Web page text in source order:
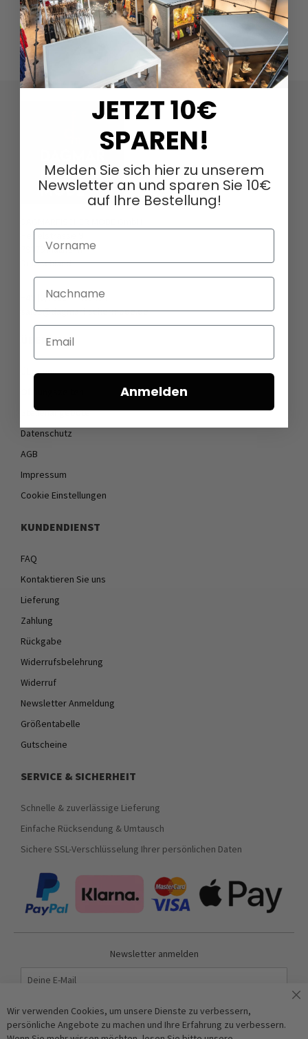
Hebelstrasse 9
79379 Müllheim
Deutschland
+49 (0)7631 - 7408404
sales@dagmarfischermode.de
ÜBER UNS
Über uns
Stellenangebote
Datenschutz
AGB
Impressum
Cookie Einstellungen
KUNDENDIENST
FAQ
Kontaktieren Sie uns
Lieferung
Zahlung
Rückgabe
Widerrufsbelehrung
Widerruf
Newsletter Anmeldung
Größentabelle
Gutscheine
SERVICE & SICHERHEIT
Schnelle & zuverlässige Lieferung
Einfache Rücksendung & Umtausch
Sichere SSL-Verschlüsselung Ihrer persönlichen Daten
Newsletter anmelden
Abonnieren
Wir verwenden Cookies, um unsere Dienste zu verbessern,
persönliche Angebote zu machen und Ihre Erfahrung zu verbessern.
JETZT 10€
SPAREN!
Melden Sie sich hier zu unserem
Newsletter an und sparen Sie 10€
auf Ihre Bestellung!
Vorname
Nachname
Email
Anmelden